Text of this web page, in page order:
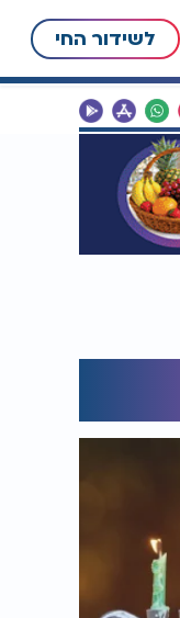
לשידור החי